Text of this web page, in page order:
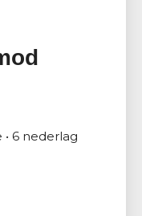
• 6 nederlag